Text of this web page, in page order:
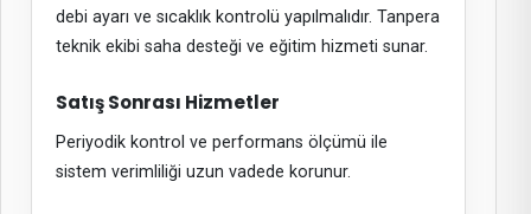
debi ayarı ve sıcaklık kontrolü yapılmalıdır. Tanpera
teknik ekibi saha desteği ve eğitim hizmeti sunar.
Satış Sonrası Hizmetler
Periyodik kontrol ve performans ölçümü ile
sistem verimliliği uzun vadede korunur.